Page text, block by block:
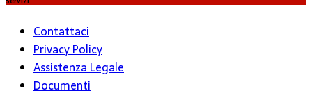
Contattaci
Privacy Policy
Assistenza Legale
Documenti